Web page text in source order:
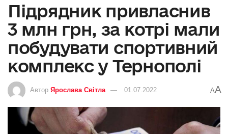
Підрядник привласнив
3 млн грн, за котрі мали
побудувати спортивний
комплекс у Тернополі
Автор Ярослава Світла 01.07.2022 AA